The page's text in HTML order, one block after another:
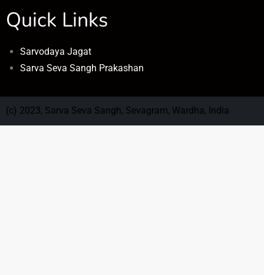
Quick Links
Sarvodaya Jagat
Sarva Seva Sangh Prakashan
(c) 2023, Sarva Seva Sangh, Sevagram, Wardha, India